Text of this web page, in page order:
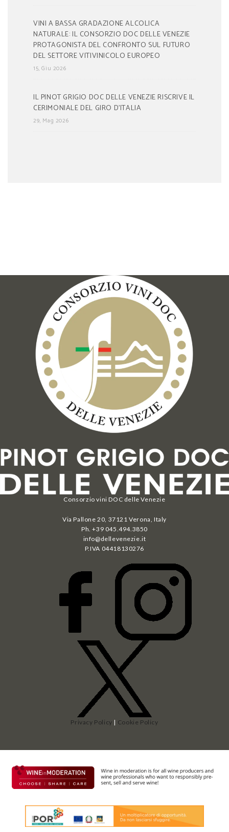
VINI A BASSA GRADAZIONE ALCOLICA
NATURALE: IL CONSORZIO DOC DELLE VENEZIE
PROTAGONISTA DEL CONFRONTO SUL FUTURO
DEL SETTORE VITIVINICOLO EUROPEO
15, Giu 2026
IL PINOT GRIGIO DOC DELLE VENEZIE RISCRIVE IL
CERIMONIALE DEL GIRO D’ITALIA
29, Mag 2026
Consorzio vini DOC delle Venezie
Via Pallone 20, 37121 Verona, Italy
Ph. +39 045.494.3850
info@dellevenezie.it
P.IVA 04418130276
Privacy Policy | Cookie Policy